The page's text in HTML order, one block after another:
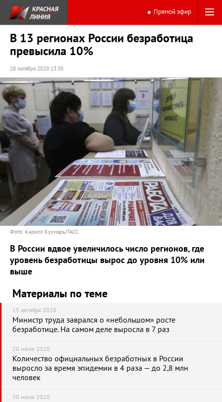
Прямой эфир
В 13 регионах России безработица
превысила 10%
28 октября 2020 13:30
Фото: Кирилл Кухмарь/ТАСС
В России вдвое увеличилось число регионов, где
уровень безработицы вырос до уровня 10% или
выше
Материалы по теме
15 октября 2020
Министр труда заврался о «небольшом» росте
безработице. На самом деле выросла в 7 раз
20 июля 2020
Количество официальных безработных в России
выросло за время эпидемии в 4 раза — до 2,8 млн
человек
30 июня 2020